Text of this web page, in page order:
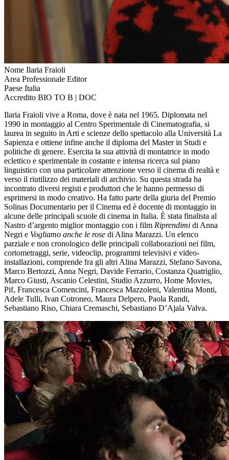
Nome Ilaria Fraioli
Area Professionale Editor
Paese Italia
Accredito BIO TO B | DOC
Ilaria Fraioli vive a Roma, dove è nata nel 1965. Diplomata nel
1990 in montaggio al Centro Sperimentale di Cinematografia, si
laurea in seguito in Arti e scienze dello spettacolo alla Università La
Sapienza e ottiene infine anche il diploma del Master in Studi e
politiche di genere. Esercita la sua attività di montatrice in modo
eclettico e sperimentale in costante e intensa ricerca sul piano
linguistico con una particolare attenzione verso il cinema di realtà e
verso il riutilizzo dei materiali di archivio. Su questa strada ha
incontrato diversi registi e produttori che le hanno permesso di
esprimersi in modo creativo. Ha fatto parte della giuria del Premio
Solinas Documentario per il Cinema ed è docente di montaggio in
alcune delle principali scuole di cinema in Italia. È stata finalista al
Nastro d’argento miglior montaggio con i film Riprendimi di Anna
Negri e Vogliamo anche le rose di Alina Marazzi. Un elenco
parziale e non cronologico delle principali collaborazioni nei film,
cortometraggi, serie, videoclip, programmi televisivi e video-
installazioni, comprende fra gli altri Alina Marazzi, Stefano Savona,
Marco Bertozzi, Anna Negri, Davide Ferrario, Costanza Quatriglio,
Marco Giusti, Ascanio Celestini, Studio Azzurro, Home Movies,
Pif, Francesca Comencini, Francesca Mazzoleni, Valentina Monti,
Adele Tulli, Ivan Cotroneo, Maura Delpero, Paola Randi,
Sebastiano Riso, Chiara Cremaschi, Sebastiano D’Ajala Valva.